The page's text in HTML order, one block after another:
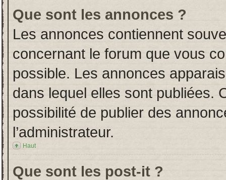
Que sont les annonces ?
Les annonces contiennent
concernant le forum que vous
possible. Les annonces
dans lequel elles sont publiées.
possibilité de publier des
l’administrateur.
Haut
Que sont les post-it ?